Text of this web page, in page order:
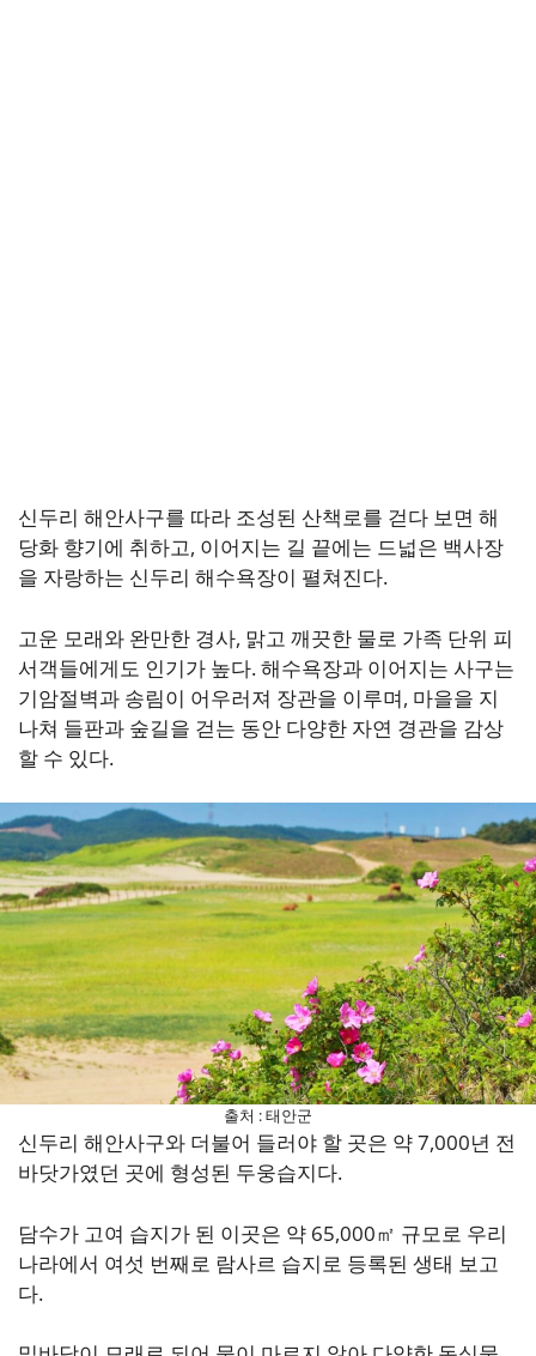
신두리 해안사구를 따라 조성된 산책로를 걷다 보면 해
당화 향기에 취하고, 이어지는 길 끝에는 드넓은 백사장
을 자랑하는 신두리 해수욕장이 펼쳐진다.
고운 모래와 완만한 경사, 맑고 깨끗한 물로 가족 단위 피
서객들에게도 인기가 높다. 해수욕장과 이어지는 사구는
기암절벽과 송림이 어우러져 장관을 이루며, 마을을 지
나쳐 들판과 숲길을 걷는 동안 다양한 자연 경관을 감상
할 수 있다.
출처 : 태안군
신두리 해안사구와 더불어 들러야 할 곳은 약 7,000년 전
바닷가였던 곳에 형성된 두웅습지다.
담수가 고여 습지가 된 이곳은 약 65,000㎡ 규모로 우리
나라에서 여섯 번째로 람사르 습지로 등록된 생태 보고
다.